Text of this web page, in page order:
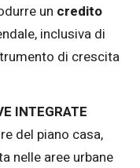
un credito
inclusiva di
di crescita
INTEGRATE
del piano casa,
nelle aree urbane